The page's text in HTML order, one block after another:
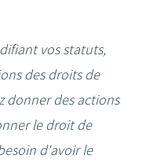
vos statuts,
des droits de
donner des actions
le droit de
d'avoir le